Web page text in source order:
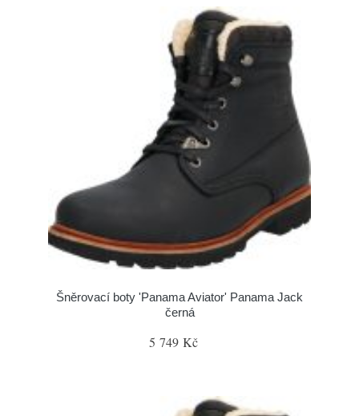
Šněrovací boty 'Panama Aviator' Panama Jack
černá
5 749 Kč